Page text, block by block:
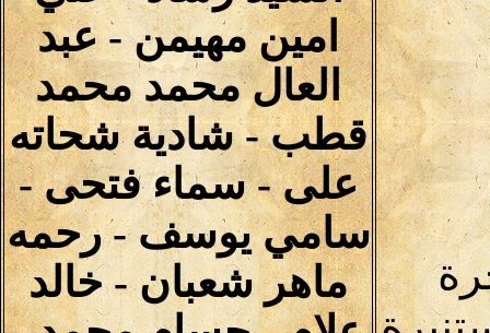
امين مهيمن - عبد
العال محمد محمد
قطب - شادية شحاته
على - سماء فتحى -
سامي يوسف - رحمه
ماهر شعبان - خالد